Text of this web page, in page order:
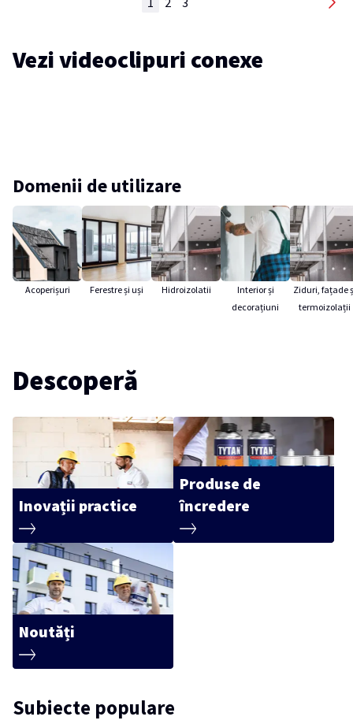
Vezi videoclipuri conexe
Domenii de utilizare
Acoperișuri Ferestre și uși Hidroizolatii
Interior și
decorațiuni
Ziduri, fațade
termoizolații
Descoperă
Inovații practice
Produse de
încredere
Noutăți
Subiecte populare